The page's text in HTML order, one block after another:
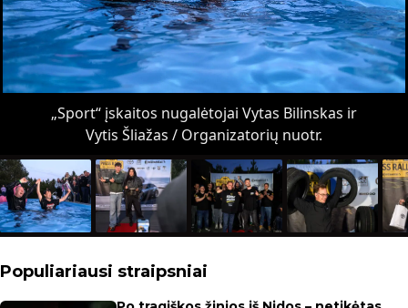
„Sport“ įskaitos nugalėtojai Vytas Bilinskas ir
Vytis Šliažas / Organizatorių nuotr.
Populiariausi straipsniai